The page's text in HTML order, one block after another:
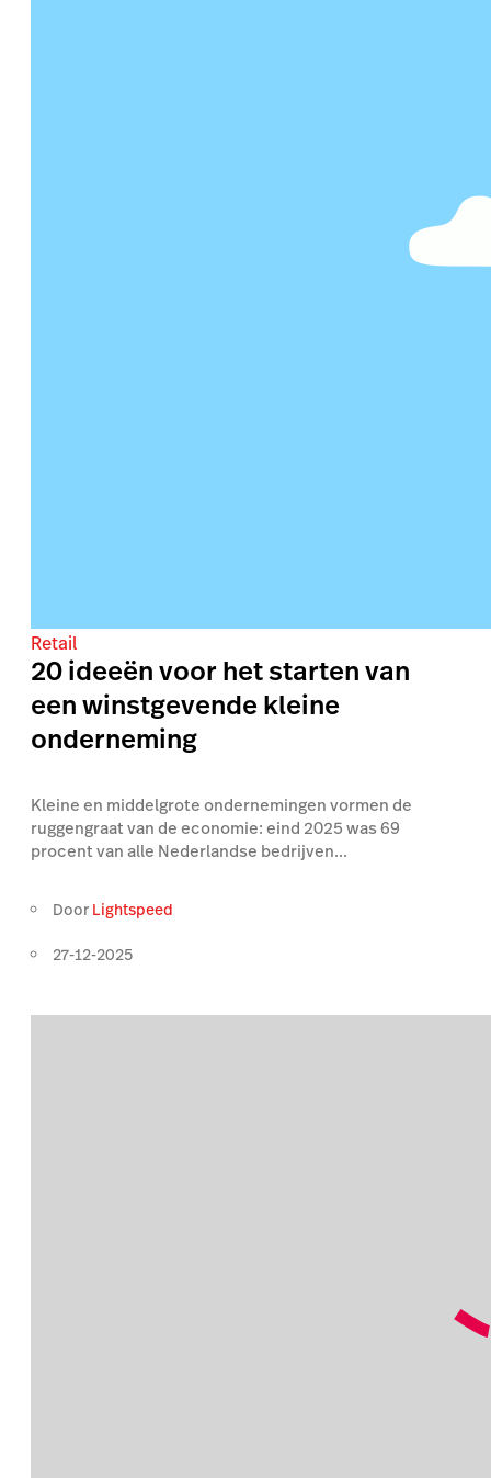
Retail
20 ideeën voor het starten van
een winstgevende kleine
onderneming
Kleine en middelgrote ondernemingen vormen de
ruggengraat van de economie: eind 2025 was 69
procent van alle Nederlandse bedrijven...
Door Lightspeed
27-12-2025